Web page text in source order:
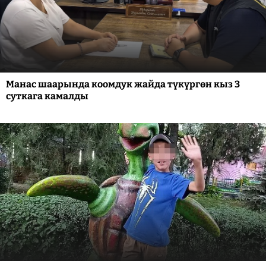
Манас шаарында коомдук жайда түкүргөн кыз 3
суткага камалды